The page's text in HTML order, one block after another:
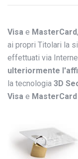
Visa e MasterCard
ai propri Titolari la
effettuati via
ulteriormente
la tecnologia 3D
Visa e